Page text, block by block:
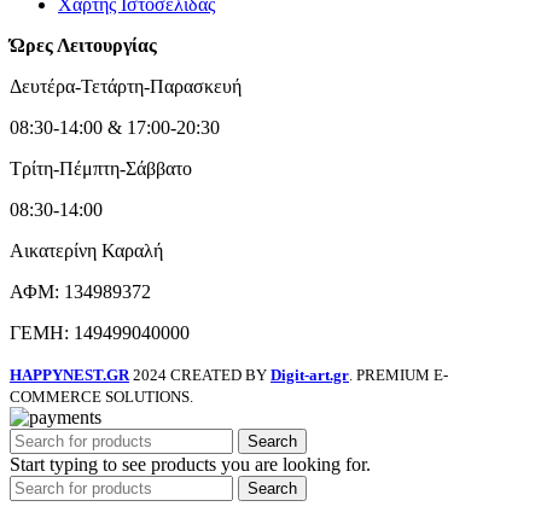
Ώρες Λειτουργίας
Δευτέρα-Τετάρτη-Παρασκευή
08:30-14:00 & 17:00-20:30
Τρίτη-Πέμπτη-Σάββατο
08:30-14:00
Αικατερίνη Καραλή
ΑΦΜ: 134989372
ΓΕΜΗ: 149499040000
HAPPYNEST.GR 2024 CREATED BY Digit-art.gr . PREMIUM E-
COMMERCE SOLUTIONS.
Search
Start typing to see products you are looking for.
Search